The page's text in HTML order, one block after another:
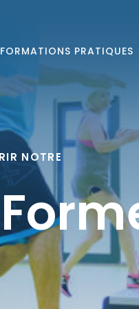
PRATIQUES
NOTRE